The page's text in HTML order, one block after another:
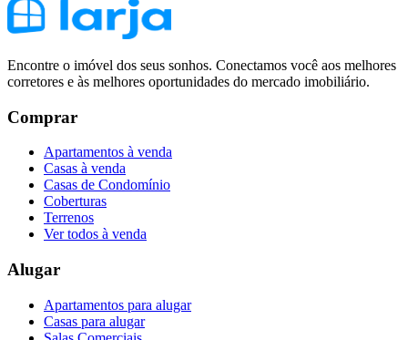
Encontre o imóvel dos seus sonhos. Conectamos você aos melhores
corretores e às melhores oportunidades do mercado imobiliário.
Comprar
Apartamentos à venda
Casas à venda
Casas de Condomínio
Coberturas
Terrenos
Ver todos à venda
Alugar
Apartamentos para alugar
Casas para alugar